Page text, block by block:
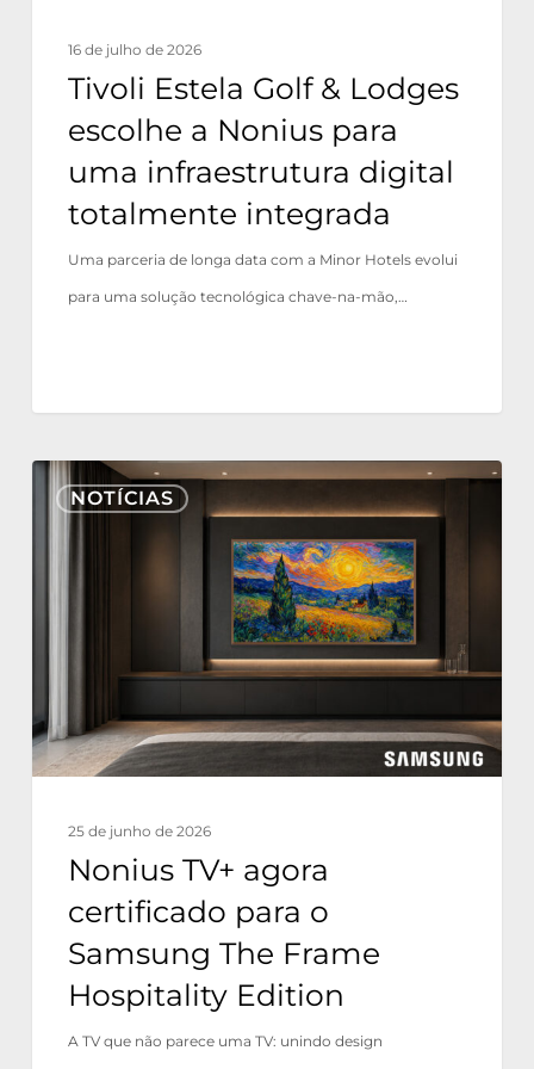
digital
totalmente
integrada
16 de julho de 2026
Tivoli Estela Golf & Lodges
escolhe a Nonius para
uma infraestrutura digital
totalmente integrada
Uma parceria de longa data com a Minor Hotels evolui
para uma solução tecnológica chave-na-mão,…
NOTÍCIAS
Nonius
TV+
Samsung
The
Frame
25 de junho de 2026
Nonius TV+ agora
certificado para o
Samsung The Frame
Hospitality Edition
A TV que não parece uma TV: unindo design